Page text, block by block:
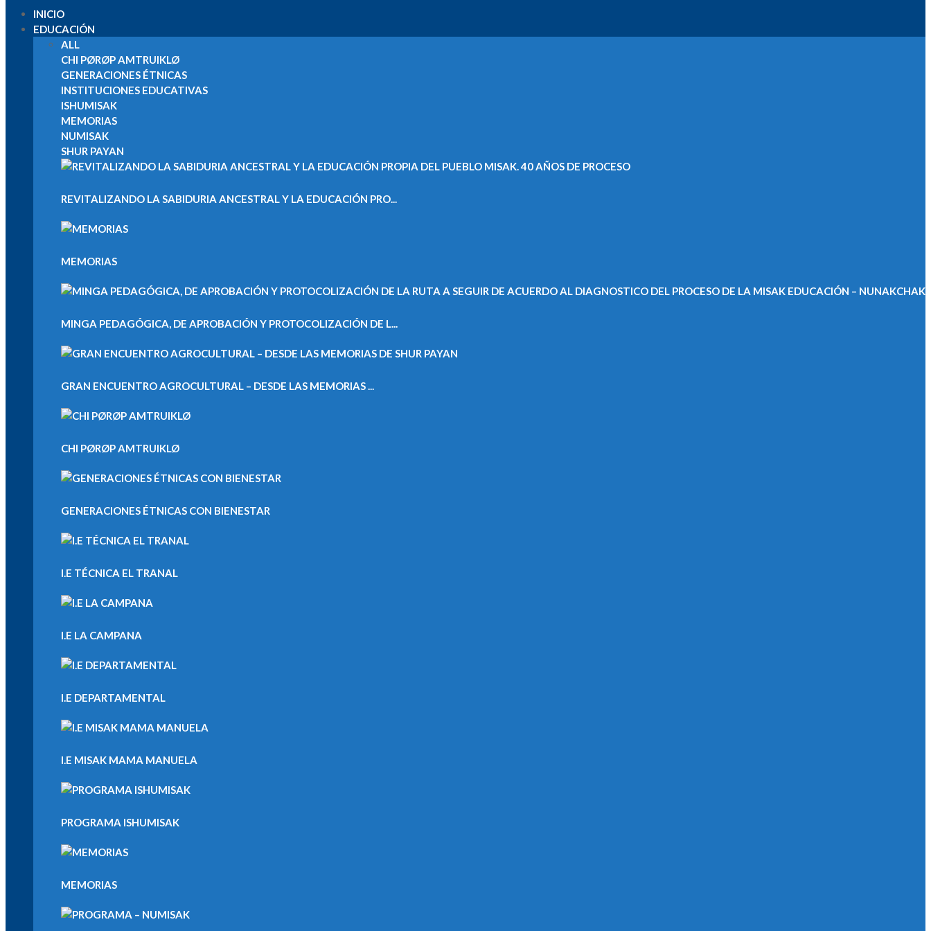
INICIO
EDUCACIÓN
ALL
CHI PØRØP AMTRUIKLØ
GENERACIONES ÉTNICAS
INSTITUCIONES EDUCATIVAS
ISHUMISAK
MEMORIAS
NUMISAK
SHUR PAYAN
REVITALIZANDO LA SABIDURIA ANCESTRAL Y LA EDUCACIÓN PRO...
MEMORIAS
MINGA PEDAGÓGICA, DE APROBACIÓN Y PROTOCOLIZACIÓN DE L...
GRAN ENCUENTRO AGROCULTURAL – DESDE LAS MEMORIAS ...
CHI PØRØP AMTRUIKLØ
GENERACIONES ÉTNICAS CON BIENESTAR
I.E TÉCNICA EL TRANAL
I.E LA CAMPANA
I.E DEPARTAMENTAL
I.E MISAK MAMA MANUELA
PROGRAMA ISHUMISAK
MEMORIAS